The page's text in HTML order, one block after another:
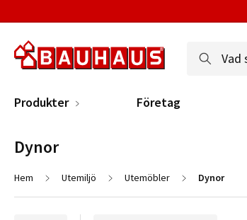
Produkter Företag
Dynor
Hem Utemiljö Utemöbler Dynor